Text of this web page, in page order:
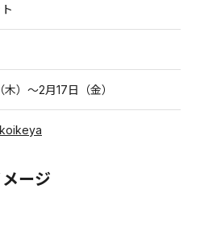
）～2月17日（金）
ージ